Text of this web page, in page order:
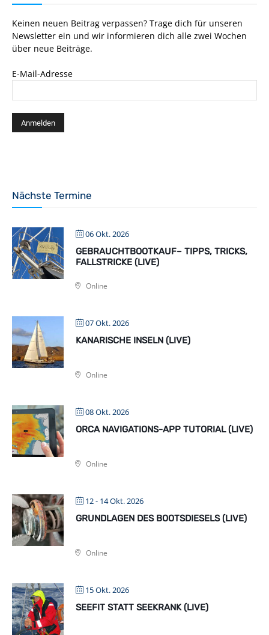
Keinen neuen Beitrag verpassen? Trage dich für unseren
Newsletter ein und wir informieren dich alle zwei Wochen
über neue Beiträge.
E-Mail-Adresse
Nächste Termine
06 Okt. 2026
GEBRAUCHTBOOTKAUF– TIPPS, TRICKS,
FALLSTRICKE (LIVE)
Online
07 Okt. 2026
KANARISCHE INSELN (LIVE)
Online
08 Okt. 2026
ORCA NAVIGATIONS-APP TUTORIAL (LIVE)
Online
12 - 14 Okt. 2026
GRUNDLAGEN DES BOOTSDIESELS (LIVE)
Online
15 Okt. 2026
SEEFIT STATT SEEKRANK (LIVE)